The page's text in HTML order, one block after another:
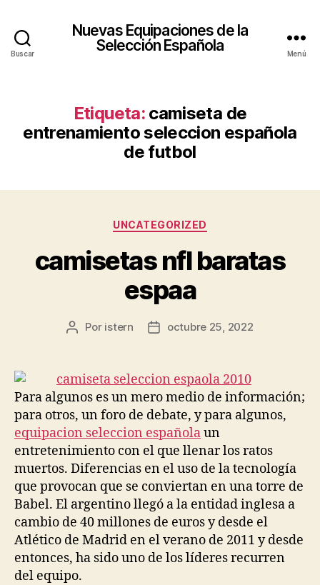
Buscar
Nuevas Equipaciones de la
Selección Española
Menú
Etiqueta: camiseta de
entrenamiento seleccion española
de futbol
Categorías
UNCATEGORIZED
camisetas nfl baratas
espaa
Autor
entrada
Por istern
Fecha
entrada
octubre 25, 2022
Para algunos es un mero medio de información;
para otros, un foro de debate, y para algunos,
equipacion seleccion españolaun
entretenimiento con el que llenar los ratos
muertos. Diferencias en el uso de la tecnología
que provocan que se conviertan en una torre de
Babel. El argentino llegó a la entidad inglesa a
cambio de 40 millones de euros y desde el
Atlético de Madrid en el verano de 2011 y desde
entonces, ha sido uno de los líderes recurren
del equipo.